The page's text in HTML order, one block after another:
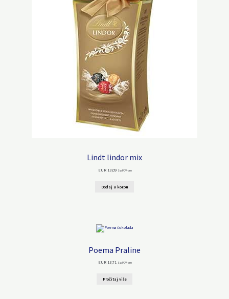
Lindt lindor mix
EUR 13,09 Sa PDV-om
Dodaj u korpu
Poema Praline
EUR 13,71 Sa PDV-om
Pročitaj više